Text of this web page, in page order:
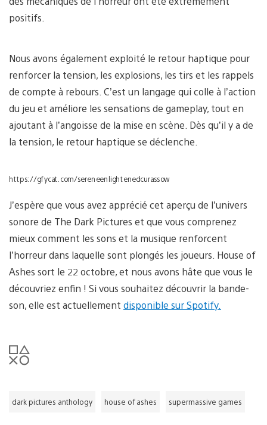
positifs.
Nous avons également exploité le retour haptique pour
renforcer la tension, les explosions, les tirs et les rappels
de compte à rebours. C’est un langage qui colle à l’action
du jeu et améliore les sensations de gameplay, tout en
ajoutant à l’angoisse de la mise en scène. Dès qu’il y a de
la tension, le retour haptique se déclenche.
https://gfycat.com/sereneenlightenedcurassow
J’espère que vous avez apprécié cet aperçu de l’univers
sonore de The Dark Pictures et que vous comprenez
mieux comment les sons et la musique renforcent
l’horreur dans laquelle sont plongés les joueurs. House of
Ashes sort le 22 octobre, et nous avons hâte que vous le
découvriez enfin ! Si vous souhaitez découvrir la bande-
son, elle est actuellement disponible sur Spotify.
dark pictures anthology house of ashes supermassive games